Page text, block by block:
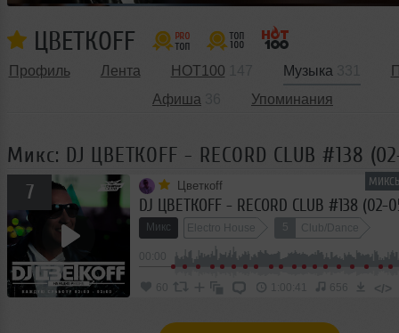
ЦВЕТКОFF
Профиль Лента HOT100 Музыка
Афиша
Упоминания
Микс: DJ ЦВЕТКОFF - RECORD CLUB #138
7 Цветкоff
DJ ЦВЕТКОFF - RECORD CLUB #138 (02-
Микс Electro House 5 Club/Dance
60 656 </>